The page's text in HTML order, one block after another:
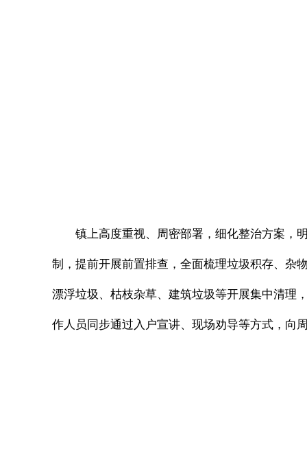
镇上高度重视、周密部署，细化整治方案，
制，提前开展前置排查，全面梳理垃圾积存、杂
漂浮垃圾、枯枝杂草、建筑垃圾等开展集中清理
作人员同步通过入户宣讲、现场劝导等方式，向